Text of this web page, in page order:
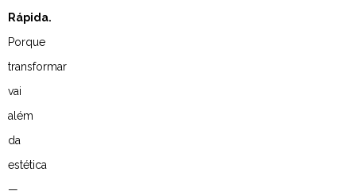
Rápida.
Porque
transformar
vai
além
da
estética